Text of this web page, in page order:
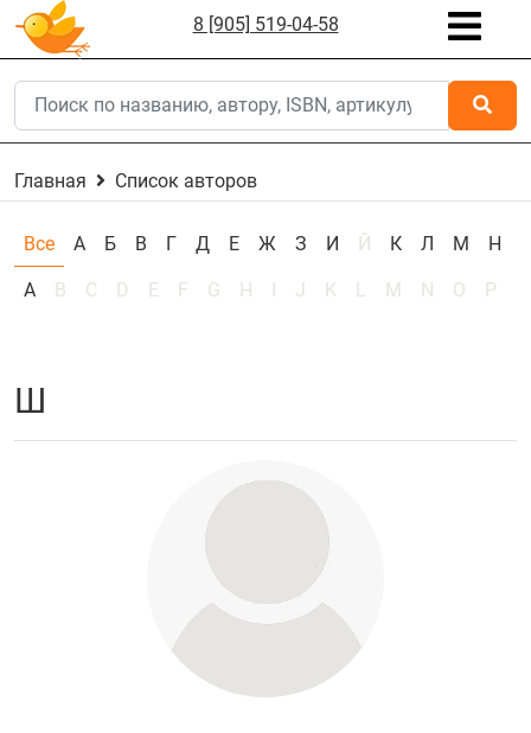
8 [905] 519-04-58
Главная Список авторов
Все А Б В Г Д Е Ж З И Й К Л М Н
А B C D E F G H I J K L M N O P
Ш